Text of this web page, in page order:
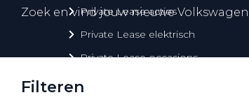
Private Lease acties
Private Lease elektrisch
Private Lease occasions
Zoek en vind jouw nieuwe
Filteren